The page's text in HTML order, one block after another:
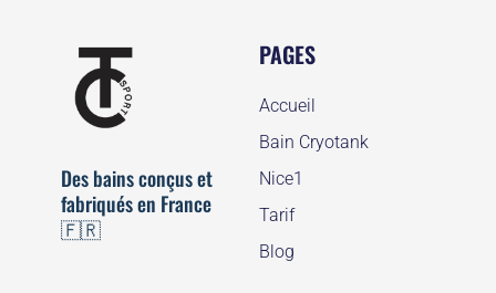
Des bains conçus et
fabriqués en France
🇫🇷
PAGES
Accueil
Bain Cryotank
Nice1
Tarif
Blog